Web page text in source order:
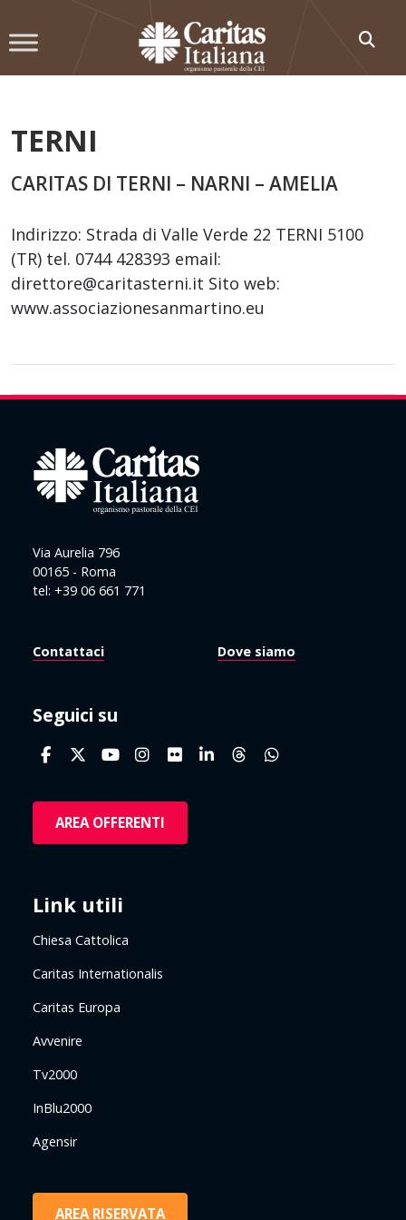
to
TERNI
CARITAS DI TERNI – NARNI – AMELIA
Indirizzo: Strada di Valle Verde 22 TERNI 5100
(TR) tel. 0744 428393 email:
direttore@caritasterni.it Sito web:
www.associazionesanmartino.eu
Via Aurelia 796
00165 - Roma
tel: +39 06 661 771
Contattaci Dove siamo
Seguici su
AREA OFFERENTI
Link utili
Chiesa Cattolica
Caritas Internationalis
Caritas Europa
Avvenire
Tv2000
InBlu2000
Agensir
AREA RISERVATA